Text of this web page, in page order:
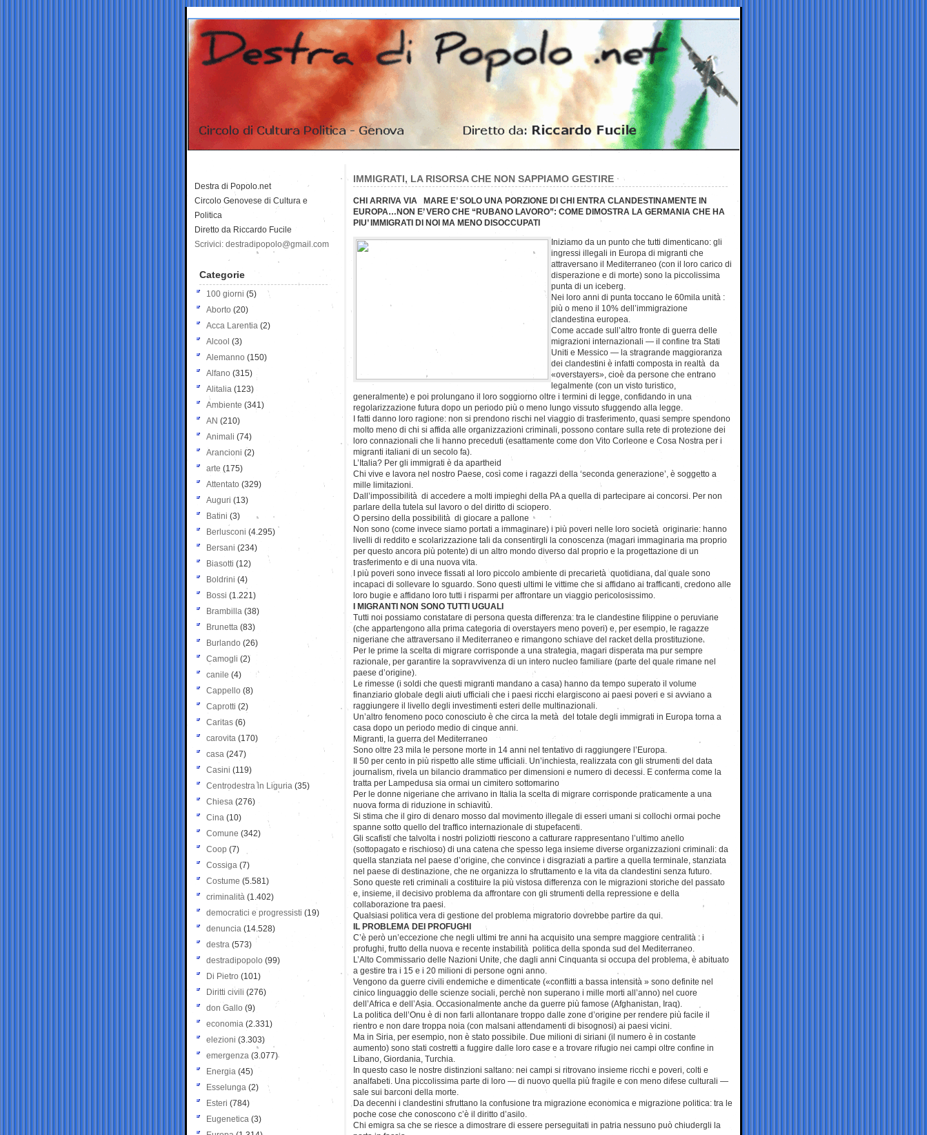
IMMIGRATI, LA RISORSA CHE NON SAPPIAMO GESTIRE
CHI ARRIVA VIA MARE E’ SOLO UNA PORZIONE DI CHI ENTRA CLANDESTINAMENTE IN
EUROPA…NON E’ VERO CHE “RUBANO LAVORO”: COME DIMOSTRA LA GERMANIA CHE HA
PIU’ IMMIGRATI DI NOI MA MENO DISOCCUPATI
Iniziamo da un punto che tutti dimenticano: gli
ingressi illegali in Europa di migranti che
attraversano il Mediterraneo (con il loro carico di
disperazione e di morte) sono la piccolissima
punta di un iceberg.
Nei loro anni di punta toccano le 60mila unità :
più o meno il 10% dell’immigrazione
clandestina europea.
Come accade sull’altro fronte di guerra delle
migrazioni internazionali — il confine tra Stati
Uniti e Messico — la stragrande maggioranza
dei clandestini è infatti composta in realtà da
«overstayers», cioè da persone che entrano
legalmente (con un visto turistico,
generalmente) e poi prolungano il loro soggiorno oltre i termini di legge, confidando in una
regolarizzazione futura dopo un periodo più o meno lungo vissuto sfuggendo alla legge.
I fatti danno loro ragione: non si prendono rischi nel viaggio di trasferimento, quasi sempre spendono
molto meno di chi si affida alle organizzazioni criminali, possono contare sulla rete di protezione dei
loro connazionali che li hanno preceduti (esattamente come don Vito Corleone e Cosa Nostra per i
migranti italiani di un secolo fa).
L’Italia? Per gli immigrati è da apartheid
Chi vive e lavora nel nostro Paese, così come i ragazzi della ‘seconda generazione’, è soggetto a
mille limitazioni.
Dall’impossibilità di accedere a molti impieghi della PA a quella di partecipare ai concorsi. Per non
parlare della tutela sul lavoro o del diritto di sciopero.
O persino della possibilità di giocare a pallone
Non sono (come invece siamo portati a immaginare) i più poveri nelle loro società originarie: hanno
livelli di reddito e scolarizzazione tali da consentirgli la conoscenza (magari immaginaria ma proprio
per questo ancora più potente) di un altro mondo diverso dal proprio e la progettazione di un
trasferimento e di una nuova vita.
I più poveri sono invece fissati al loro piccolo ambiente di precarietà quotidiana, dal quale sono
incapaci di sollevare lo sguardo. Sono questi ultimi le vittime che si affidano ai trafficanti, credono alle
loro bugie e affidano loro tutti i risparmi per affrontare un viaggio pericolosissimo.
I MIGRANTI NON SONO TUTTI UGUALI
Tutti noi possiamo constatare di persona questa differenza: tra le clandestine filippine o peruviane
(che appartengono alla prima categoria di overstayers meno poveri) e, per esempio, le ragazze
nigeriane che attraversano il Mediterraneo e rimangono schiave del racket della prostituzione.
Per le prime la scelta di migrare corrisponde a una strategia, magari disperata ma pur sempre
razionale, per garantire la sopravvivenza di un intero nucleo familiare (parte del quale rimane nel
paese d’origine).
Le rimesse (i soldi che questi migranti mandano a casa) hanno da tempo superato il volume
finanziario globale degli aiuti ufficiali che i paesi ricchi elargiscono ai paesi poveri e si avviano a
raggiungere il livello degli investimenti esteri delle multinazionali.
Un’altro fenomeno poco conosciuto è che circa la metà del totale degli immigrati in Europa torna a
casa dopo un periodo medio di cinque anni.
Migranti, la guerra del Mediterraneo
Sono oltre 23 mila le persone morte in 14 anni nel tentativo di raggiungere l’Europa.
Il 50 per cento in più rispetto alle stime ufficiali. Un’inchiesta, realizzata con gli strumenti del data
journalism, rivela un bilancio drammatico per dimensioni e numero di decessi. E conferma come la
tratta per Lampedusa sia ormai un cimitero sottomarino
Per le donne nigeriane che arrivano in Italia la scelta di migrare corrisponde praticamente a una
nuova forma di riduzione in schiavitù.
Si stima che il giro di denaro mosso dal movimento illegale di esseri umani si collochi ormai poche
spanne sotto quello del traffico internazionale di stupefacenti.
Gli scafisti che talvolta i nostri poliziotti riescono a catturare rappresentano l’ultimo anello
(sottopagato e rischioso) di una catena che spesso lega insieme diverse organizzazioni criminali: da
quella stanziata nel paese d’origine, che convince i disgraziati a partire a quella terminale, stanziata
nel paese di destinazione, che ne organizza lo sfruttamento e la vita da clandestini senza futuro.
Sono queste reti criminali a costituire la più vistosa differenza con le migrazioni storiche del passato
e, insieme, il decisivo problema da affrontare con gli strumenti della repressione e della
collaborazione tra paesi.
Qualsiasi politica vera di gestione del problema migratorio dovrebbe partire da qui.
IL PROBLEMA DEI PROFUGHI
C’è però un’eccezione che negli ultimi tre anni ha acquisito una sempre maggiore centralità : i
profughi, frutto della nuova e recente instabilità politica della sponda sud del Mediterraneo.
L’Alto Commissario delle Nazioni Unite, che dagli anni Cinquanta si occupa del problema, è abituato
a gestire tra i 15 e i 20 milioni di persone ogni anno.
Vengono da guerre civili endemiche e dimenticate («conflitti a bassa intensità » sono definite nel
cinico linguaggio delle scienze sociali, perchè non superano i mille morti all’anno) nel cuore
dell’Africa e dell’Asia. Occasionalmente anche da guerre più famose (Afghanistan, Iraq).
La politica dell’Onu è di non farli allontanare troppo dalle zone d’origine per rendere più facile il
rientro e non dare troppa noia (con malsani attendamenti di bisognosi) ai paesi vicini.
Ma in Siria, per esempio, non è stato possibile. Due milioni di siriani (il numero è in costante
aumento) sono stati costretti a fuggire dalle loro case e a trovare rifugio nei campi oltre confine in
Libano, Giordania, Turchia.
In questo caso le nostre distinzioni saltano: nei campi si ritrovano insieme ricchi e poveri, colti e
analfabeti. Una piccolissima parte di loro — di nuovo quella più fragile e con meno difese culturali —
sale sui barconi della morte.
Da decenni i clandestini sfruttano la confusione tra migrazione economica e migrazione politica: tra le
poche cose che conoscono c’è il diritto d’asilo.
Chi emigra sa che se riesce a dimostrare di essere perseguitati in patria nessuno può chiudergli la
Destra di Popolo.net
Circolo Genovese di Cultura e
Politica
Diretto da Riccardo Fucile
Scrivici: destradipopolo@gmail.com
Categorie
100 giorni (5)
Aborto (20)
Acca Larentia (2)
Alcool (3)
Alemanno (150)
Alfano (315)
Alitalia (123)
Ambiente (341)
AN (210)
Animali (74)
Arancioni (2)
arte (175)
Attentato (329)
Auguri (13)
Batini (3)
Berlusconi (4.295)
Bersani (234)
Biasotti (12)
Boldrini (4)
Bossi (1.221)
Brambilla (38)
Brunetta (83)
Burlando (26)
Camogli (2)
canile (4)
Cappello (8)
Caprotti (2)
Caritas (6)
carovita (170)
casa (247)
Casini (119)
Centrodestra in Liguria (35)
Chiesa (276)
Cina (10)
Comune (342)
Coop (7)
Cossiga (7)
Costume (5.581)
criminalità (1.402)
democratici e progressisti (19)
denuncia (14.528)
destra (573)
destradipopolo (99)
Di Pietro (101)
Diritti civili (276)
don Gallo (9)
economia (2.331)
elezioni (3.303)
emergenza (3.077)
Energia (45)
Esselunga (2)
Esteri (784)
Eugenetica (3)